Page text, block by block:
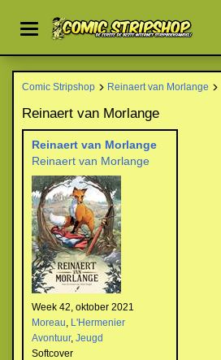
Comic Stripshop Reinaert van Morlange
Reinaert van Morlange
Reinaert van Morlange
Reinaert van Morlange
Week 42, oktober 2021
Moreau, L'Hermenier
Avontuur, Jeugd
Softcover